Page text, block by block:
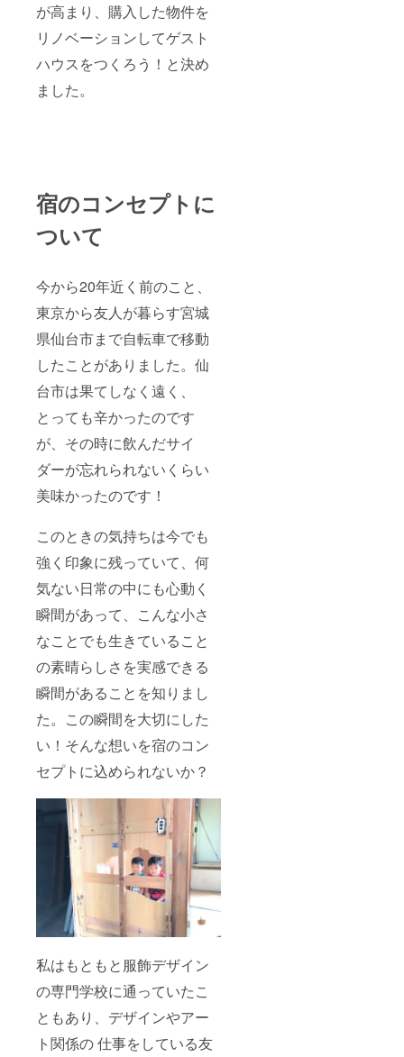
が高まり、購入した物件を
リノベーションしてゲスト
ハウスをつくろう！と決め
ました。
宿のコンセプトに
ついて
今から20年近く前のこと、
東京から友人が暮らす宮城
県仙台市まで自転車で移動
したことがありました。仙
台市は果てしなく遠く、
とっても辛かったのです
が、その時に飲んだサイ
ダーが忘れられないくらい
美味かったのです！
このときの気持ちは今でも
強く印象に残っていて、何
気ない日常の中にも心動く
瞬間があって、こんな小さ
なことでも生きていること
の素晴らしさを実感できる
瞬間があることを知りまし
た。この瞬間を大切にした
い！そんな想いを宿のコン
セプトに込められないか？
私はもともと服飾デザイン
の専門学校に通っていたこ
ともあり、デザインやアー
ト関係の 仕事をしている友